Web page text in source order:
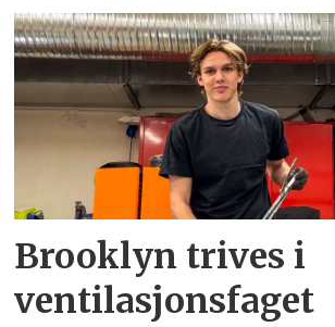
Brooklyn trives i
ventilasjonsfaget